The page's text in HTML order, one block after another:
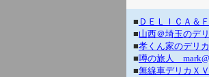
■ ＤＥＬＩＣＡ＆
■山西＠埼玉のデ
■孝くん家のデリ
■噂の旅人
■無線車デリカＸ